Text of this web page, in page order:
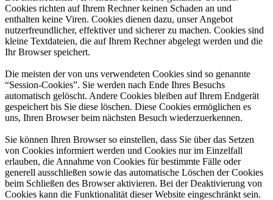
Cookies richten auf Ihrem Rechner keinen Schaden an und
enthalten keine Viren. Cookies dienen dazu, unser Angebot
nutzerfreundlicher, effektiver und sicherer zu machen. Cookies sind
kleine Textdateien, die auf Ihrem Rechner abgelegt werden und die
Ihr Browser speichert.
Die meisten der von uns verwendeten Cookies sind so genannte
“Session-Cookies”. Sie werden nach Ende Ihres Besuchs
automatisch gelöscht. Andere Cookies bleiben auf Ihrem Endgerät
gespeichert bis Sie diese löschen. Diese Cookies ermöglichen es
uns, Ihren Browser beim nächsten Besuch wiederzuerkennen.
Sie können Ihren Browser so einstellen, dass Sie über das Setzen
von Cookies informiert werden und Cookies nur im Einzelfall
erlauben, die Annahme von Cookies für bestimmte Fälle oder
generell ausschließen sowie das automatische Löschen der Cookies
beim Schließen des Browser aktivieren. Bei der Deaktivierung von
Cookies kann die Funktionalität dieser Website eingeschränkt sein.